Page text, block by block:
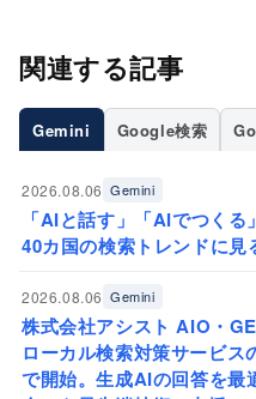
関連する記事
Gemini Google検索
2026.08.06 Gemini
「AIと話す」「AIでつく
40カ国の検索トレンドに見
2026.08.06 Gemini
株式会社アシスト AIO・
ローカル検索対策サービ
で開始。生成AIの回答を最